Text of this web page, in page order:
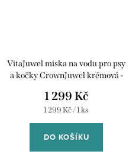
VitaJuwel miska na vodu pro psy
a kočky CrownJuwel krémová -
1 299 Kč
Měrná
1 299 Kč / 1 ks
DO KOŠÍKU